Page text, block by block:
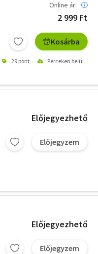
Online ár:
2 999 Ft
Kosárba
29 pont Perceken belül
Előjegyezhető
Előjegyzem
Előjegyezhető
Előjegyzem